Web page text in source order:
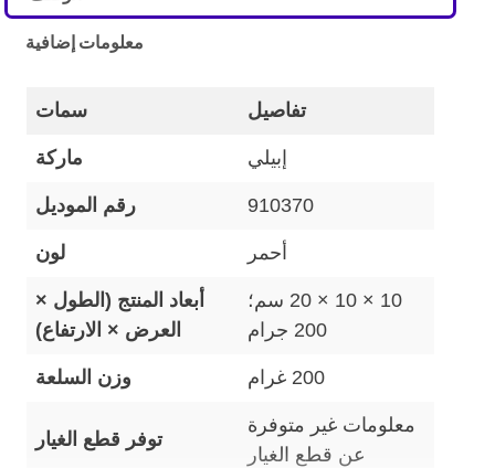
معلومات إضافية
سمات تفاصيل
ماركة إبيلي
رقم الموديل 910370
لون أحمر
أبعاد المنتج (الطول ×
العرض × الارتفاع)
10 × 10 × 20 سم؛
200 جرام
وزن السلعة 200 غرام
توفر قطع الغيار
معلومات غير متوفرة
عن قطع الغيار